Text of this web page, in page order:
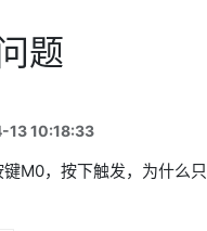
题
10:18:33
M0，按下触发，为什么只